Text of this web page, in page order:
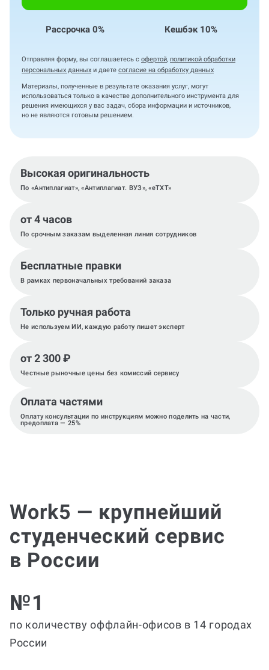
Рассрочка 0% Кешбэк 10%
Отправляя форму, вы соглашаетесь с офертой, политикой обработки
персональных данных и даете согласие на обработку данных
Материалы, полученные в результате оказания услуг, могут
использоваться только в качестве дополнительного инструмента для
решения имеющихся у вас задач, сбора информации и источников,
но не являются готовым решением.
Высокая оригинальность
По «Антиплагиат», «Антиплагиат. ВУЗ», «eTXT»
от 4 часов
По срочным заказам выделенная линия сотрудников
Бесплатные правки
В рамках первоначальных требований заказа
Только ручная работа
Не используем ИИ, каждую работу пишет эксперт
от 2 300 ₽
Честные рыночные цены без комиссий сервису
Оплата частями
Оплату консультации по инструкциям можно поделить на части,
предоплата — 25%
Work5 — крупнейший
студенческий сервис
в России
№1
по количеству оффлайн-офисов в 14 городах
России